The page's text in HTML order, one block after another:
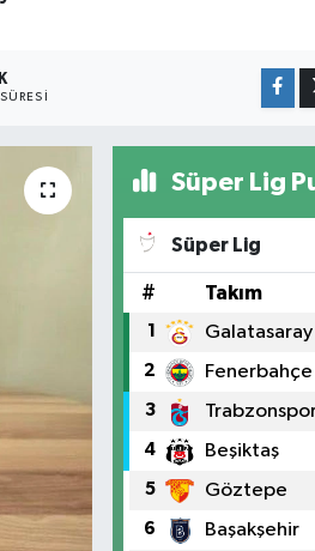
Süper Lig
Süper Lig
# Takım
1 Galatasaray
2 Fenerbahçe
3
4 Beşiktaş
5 Göztepe
6 Başakşehir